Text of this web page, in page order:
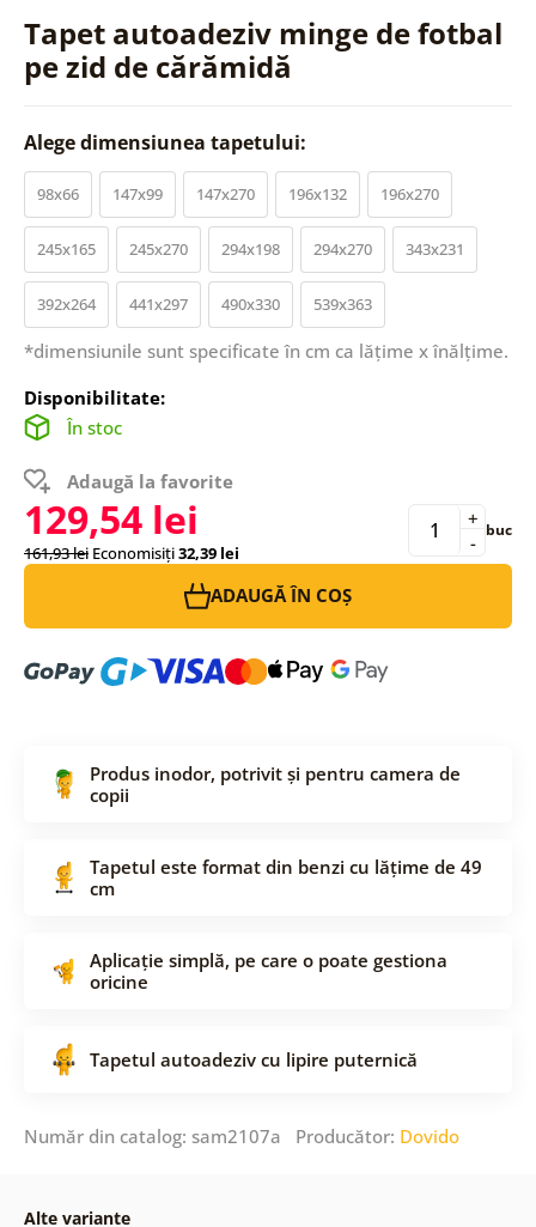
Tapet autoadeziv minge de fotbal
pe zid de cărămidă
Alege dimensiunea tapetului:
98x66 147x99 147x270 196x132 196x270
245x165 245x270 294x198 294x270 343x231
392x264 441x297 490x330 539x363
*dimensiunile sunt specificate în cm ca lățime x înălțime.
Disponibilitate:
În stoc
Adaugă la favorite
129,54 lei
161,93 lei Economisiți32,39 lei -
+ buc
ADAUGĂ ÎN COȘ
Produs inodor, potrivit și pentru camera de
copii
Tapetul este format din benzi cu lățime de 49
cm
Aplicație simplă, pe care o poate gestiona
oricine
Tapetul autoadeziv cu lipire puternică
Număr din catalog: sam2107a Producător: Dovido
Alte variante